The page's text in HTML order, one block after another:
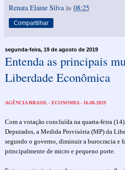
Renata Elaine Silva às 08:25
Compartilhar
segunda-feira, 19 de agosto de 2019
Entenda as principais
Liberdade Econômica
AGÊNCIA BRASIL - ECONOMIA - 16.08.2019
Com a votação concluída na quarta-feira
Deputados, a Medida Provisória (MP) da
segundo o governo, diminuir a burocracia e
principalmente de micro e pequeno porte.